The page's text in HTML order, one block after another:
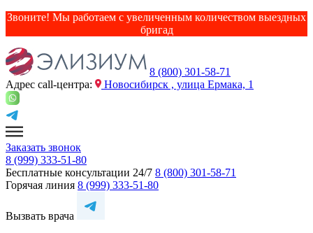
Звоните! Мы работаем с увеличенным количеством выездных
бригад
8 (800) 301-58-71
Адрес сall-центра:
Новосибирск , улица Ермака, 1
Заказать звонок
8 (999) 333-51-80
Бесплатные консультации 24/7 8 (800) 301-58-71
Горячая линия 8 (999) 333-51-80
Вызвать врача